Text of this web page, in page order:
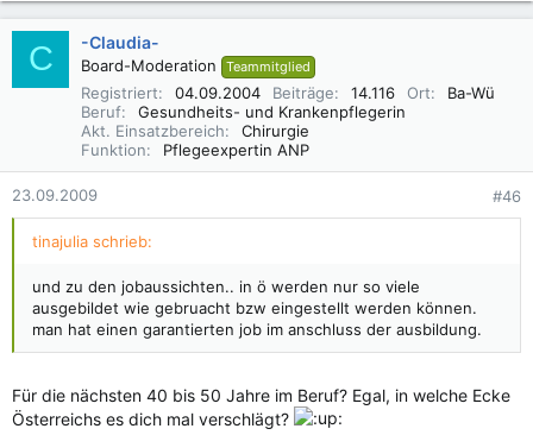
C -Claudia-
Board-Moderation Teammitglied
Registriert 04.09.2004 Beiträge 14.116 Ort
Ba-Wü
Beruf
Gesundheits- und Krankenpflegerin
Akt. Einsatzbereich
Chirurgie
Funktion
Pflegeexpertin ANP
23.09.2009 #46
tinajulia schrieb:
und zu den jobaussichten.. in ö werden nur so viele
ausgebildet wie gebruacht bzw eingestellt werden können.
man hat einen garantierten job im anschluss der ausbildung.
Für die nächsten 40 bis 50 Jahre im Beruf? Egal, in welche Ecke
Österreichs es dich mal verschlägt?